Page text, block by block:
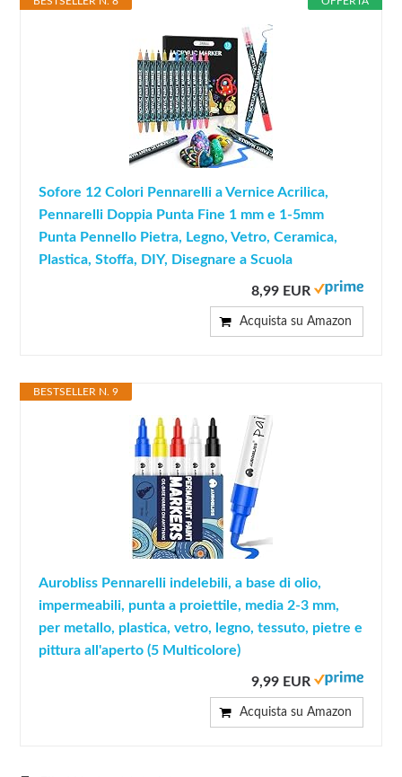
Sofore 12 Colori Pennarelli a Vernice Acrilica,
Pennarelli Doppia Punta Fine 1 mm e 1-5mm
Punta Pennello Pietra, Legno, Vetro, Ceramica,
Plastica, Stoffa, DIY, Disegnare a Scuola
8,99 EUR
Acquista su Amazon
BESTSELLER N. 9
Aurobliss Pennarelli indelebili, a base di olio,
impermeabili, punta a proiettile, media 2-3 mm,
per metallo, plastica, vetro, legno, tessuto, pietre e
pittura all'aperto (5 Multicolore)
9,99 EUR
Acquista su Amazon